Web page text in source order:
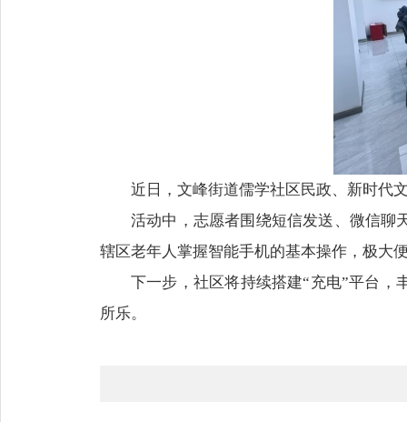
近日，文峰街道儒学社区民政、新时代
活动中，志愿者围绕短信发送、微信聊
辖区老年人掌握智能手机的基本操作，极大
下一步，社区将持续搭建“充电”平台，
所乐。